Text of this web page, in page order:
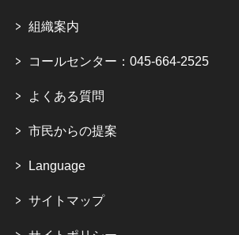
組織案内
コールセンター：045-664-2525
よくある質問
市民からの提案
Language
サイトマップ